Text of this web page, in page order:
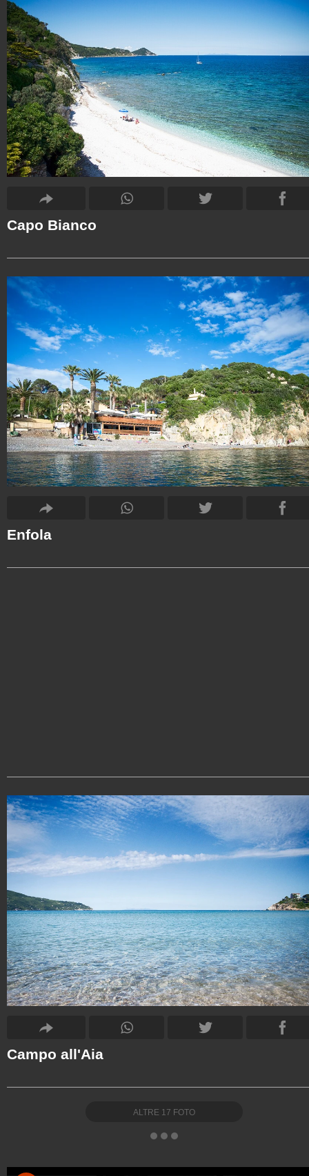
Capo Bianco
Enfola
Campo all'Aia
ALTRE 17 FOTO